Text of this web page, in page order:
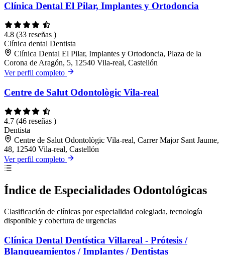
Clínica Dental El Pilar, Implantes y Ortodoncia
4.8 (33 reseñas )
Clínica dental Dentista
Clínica Dental El Pilar, Implantes y Ortodoncia, Plaza de la
Corona de Aragón, 5, 12540 Vila-real, Castellón
Ver perfil completo
Centre de Salut Odontològic Vila-real
4.7 (46 reseñas )
Dentista
Centre de Salut Odontològic Vila-real, Carrer Major Sant Jaume,
48, 12540 Vila-real, Castellón
Ver perfil completo
Índice de Especialidades Odontológicas
Clasificación de clínicas por especialidad colegiada, tecnología
disponible y cobertura de urgencias
Clínica Dental Dentística Villareal - Prótesis /
Blanqueamientos / Implantes / Dentistas